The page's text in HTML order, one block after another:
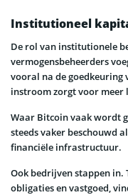
Institutioneel
De rol van institutionele
vermogensbeheerders
vooral na de goedkeuring
instroom zorgt voor
Waar Bitcoin vaak wordt
steeds vaker beschouwd
financiële infrastructuur.
Ook bedrijven stappen in.
obligaties en vastgoed,